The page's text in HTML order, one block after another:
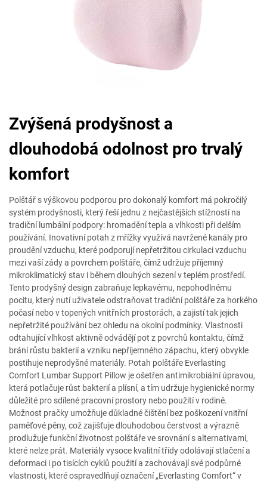
Zvýšená prodyšnost a
dlouhodobá odolnost pro trvalý
komfort
Polštář s výškovou podporou pro dokonalý komfort má pokročilý
systém prodyšnosti, který řeší jednu z nejčastějších stížností na
tradiční lumbální podpory: hromadění tepla a vlhkosti při delším
používání. Inovativní potah z mřížky využívá navržené kanály pro
proudění vzduchu, které podporují nepřetržitou cirkulaci vzduchu
mezi vaší zády a povrchem polštáře, čímž udržuje příjemný
mikroklimatický stav i během dlouhých sezení v teplém prostředí.
Tento prodyšný design zabraňuje lepkavému, nepohodlnému
pocitu, který nutí uživatele odstraňovat tradiční polštáře za horkého
počasí nebo v topených vnitřních prostorách, a zajistí tak jejich
nepřetržité používání bez ohledu na okolní podmínky. Vlastnosti
odtahující vlhkost aktivně odvádějí pot z povrchů kontaktu, čímž
brání růstu bakterií a vzniku nepříjemného zápachu, který obvykle
postihuje neprodyšné materiály. Potah polštáře Everlasting
Comfort Lumbar Support Pillow je ošetřen antimikrobiální úpravou,
která potlačuje růst bakterií a plísní, a tím udržuje hygienické normy
důležité pro sdílené pracovní prostory nebo použití v rodině.
Možnost pračky umožňuje důkladné čištění bez poškození vnitřní
paměťové pěny, což zajišťuje dlouhodobou čerstvost a výrazně
prodlužuje funkční životnost polštáře ve srovnání s alternativami,
které nelze prát. Materiály vysoce kvalitní třídy odolávají stlačení a
deformaci i po tisících cyklů použití a zachovávají své podpůrné
vlastnosti, které ospravedlňují označení „Everlasting Comfort“ v